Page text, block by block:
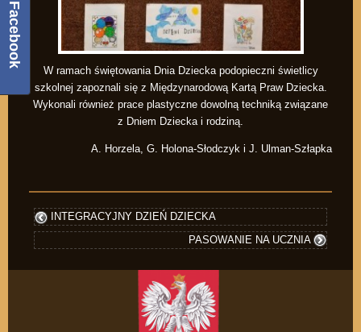
W ramach świętowania Dnia Dziecka podopieczni świetlicy
szkolnej zapoznali się z Międzynarodową Kartą Praw Dziecka.
Wykonali również prace plastyczne dowolną techniką związane
z Dniem Dziecka i rodziną.
A. Horzela, G. Holona-Słodczyk i J. Ulman-Szłapka
INTEGRACYJNY DZIEŃ DZIECKA
PASOWANIE NA UCZNIA
Facebook